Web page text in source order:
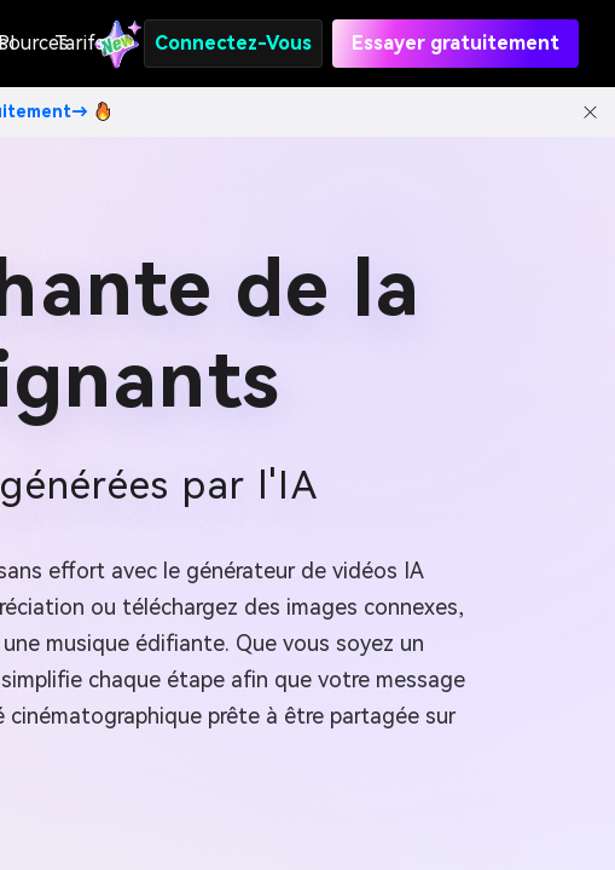
Tarifs Connectez-Vous Essayer gratuitement
de la
par l'IA
effort avec le générateur de vidéos IA
ou téléchargez des images connexes,
musique édifiante. Que vous soyez un
chaque étape afin que votre message
prête à être partagée sur